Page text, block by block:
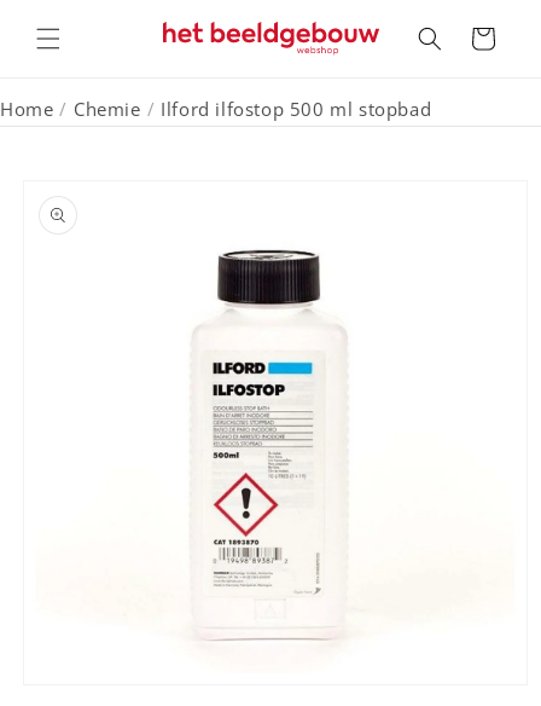
naar de
content
Winkelwagen
Home / Chemie / Ilford ilfostop 500 ml stopbad
direct naar